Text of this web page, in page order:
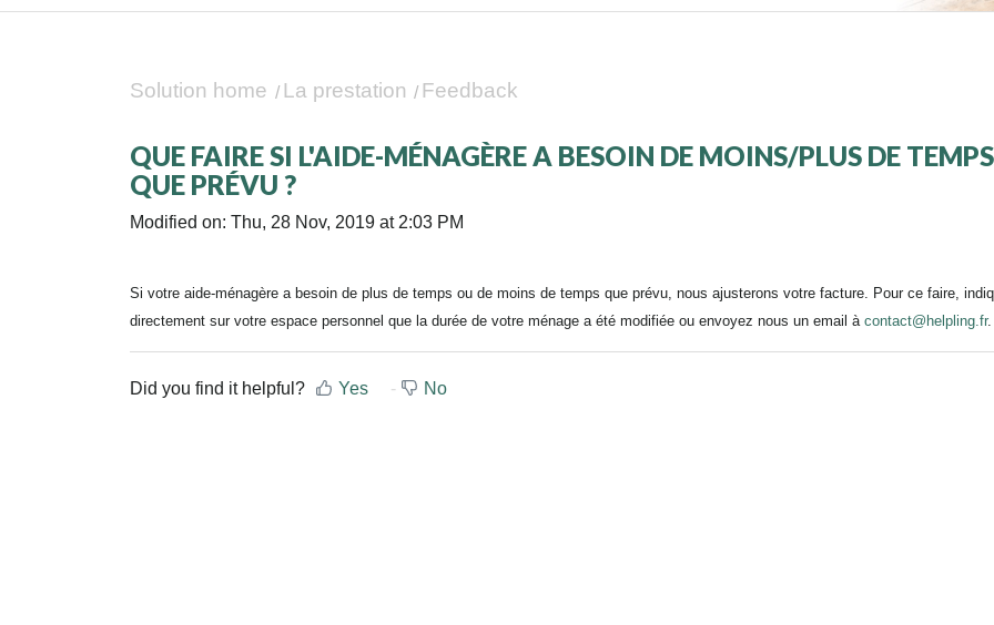
Solution home La prestation Feedback
QUE FAIRE SI L'AIDE-MÉNAGÈRE A BESOIN DE MOINS/PLUS DE TEMPS
QUE PRÉVU ?
Modified on: Thu, 28 Nov, 2019 at 2:03 PM
Si votre aide-ménagère a besoin de plus de temps ou de moins de temps que prévu, nous ajusterons votre facture. Pour ce faire,
directement sur votre espace personnel que la durée de votre ménage a été modifiée ou envoyez nous un email à contact@helpling.fr.
Did you find it helpful? Yes No